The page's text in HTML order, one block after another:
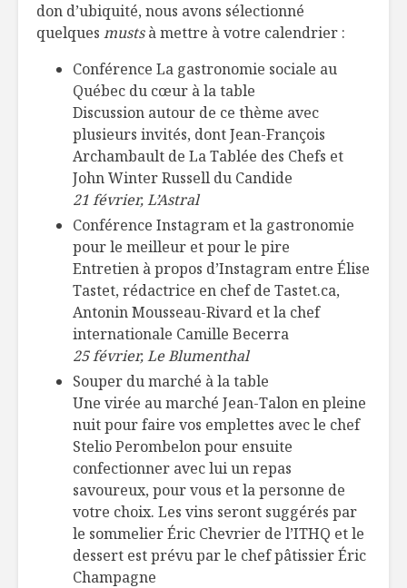
don d’ubiquité, nous avons sélectionné
quelques mustsà mettre à votre calendrier :
Conférence La gastronomie sociale au
Québec du cœur à la table
Discussion autour de ce thème avec
plusieurs invités, dont Jean-François
Archambault de La Tablée des Chefs et
John Winter Russell du Candide
21 février, L’Astral
Conférence Instagram et la gastronomie
pour le meilleur et pour le pire
Entretien à propos d’Instagram entre Élise
Tastet, rédactrice en chef de Tastet.ca,
Antonin Mousseau-Rivard et la chef
internationale Camille Becerra
25 février, Le Blumenthal
Souper du marché à la table
Une virée au marché Jean-Talon en pleine
nuit pour faire vos emplettes avec le chef
Stelio Perombelon pour ensuite
confectionner avec lui un repas
savoureux, pour vous et la personne de
votre choix. Les vins seront suggérés par
le sommelier Éric Chevrier de l’ITHQ et le
dessert est prévu par le chef pâtissier Éric
Champagne